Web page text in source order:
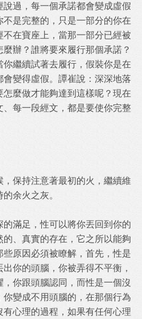
過，每一個承諾都會變成虛假
是完整的，只是一部分的你在
在寶座上，當那一部分已經被
辦？誰將要來履行那個承諾？
繼續試著去履行，假裝你是在
會變得虛假。譚崔說：深深地落
怎麼做才能夠達到這樣呢？現在
每一段經文，都是要使你完整
保持注意著最初的火，繼續維
余火之灰。
滿足，性可以將你丟回到你的
、真實的存在，它之所以能夠
原因必須被瞭解，首先，性是
你的頭腦，你被弄得不平衡，
你跟頭腦認同，而性是一個沒
變成不用頭腦的，在那個行為
心理的過程，如果有任何心理